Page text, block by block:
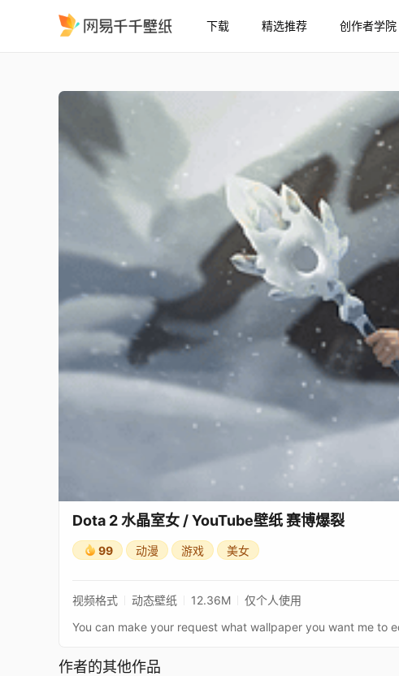
下载 精选推荐 创作者学院
Dota 2 水晶室女 / YouTube壁纸 赛博爆裂
99 动漫 游戏 美女
视频格式 动态壁纸 12.36M 仅个人使用
作者的其他作品